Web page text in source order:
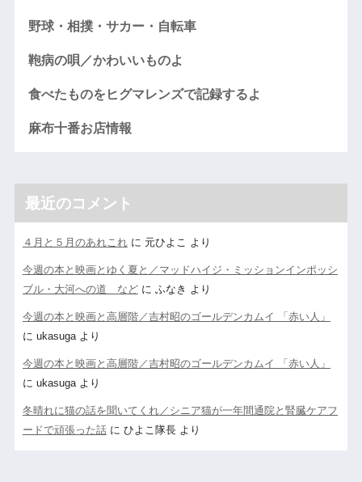
野球・相撲・サカー・自転車
鞄病の唄／かわいいものよ
食べたものをヒグマレンズで記録するよ
麻布十番お店情報
最近のコメント
４月と５月のあれこれに 元ひよこ より
今週の本と映画とゆく夏と／マッドハイジ・ミッションインポッシ
ブル・大河への道 などに ふなき より
今週の本と映画と高層階／吉村昭のゴールデンカムイ 「赤い人」
に ukasugaより
今週の本と映画と高層階／吉村昭のゴールデンカムイ 「赤い人」
に ukasugaより
冬晴れに猫の話を聞いてくれ／シニア猫が一年間通院と腎臓ケアフ
ードで頑張った話に ひよこ隊長より